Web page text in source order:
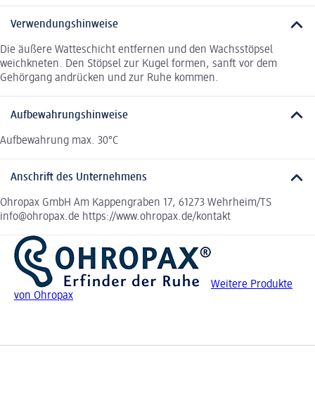
Verwendungshinweise
Die äußere Watteschicht entfernen und den Wachsstöpsel
weichkneten. Den Stöpsel zur Kugel formen, sanft vor dem
Gehörgang andrücken und zur Ruhe kommen.
Aufbewahrungshinweise
Aufbewahrung max. 30°C
Anschrift des Unternehmens
Ohropax GmbH Am Kappengraben 17, 61273 Wehrheim/TS
info@ohropax.de https://www.ohropax.de/kontakt
Weitere Produkte
von Ohropax